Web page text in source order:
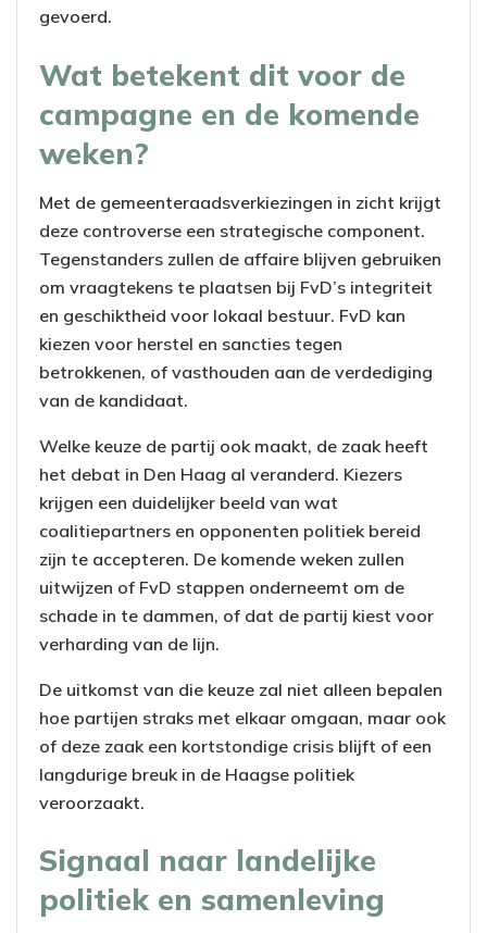
gevoerd.
Wat betekent dit voor de
campagne en de komende
weken?
Met de gemeenteraadsverkiezingen in zicht krijgt
deze controverse een strategische component.
Tegenstanders zullen de affaire blijven gebruiken
om vraagtekens te plaatsen bij FvD’s integriteit
en geschiktheid voor lokaal bestuur. FvD kan
kiezen voor herstel en sancties tegen
betrokkenen, of vasthouden aan de verdediging
van de kandidaat.
Welke keuze de partij ook maakt, de zaak heeft
het debat in Den Haag al veranderd. Kiezers
krijgen een duidelijker beeld van wat
coalitiepartners en opponenten politiek bereid
zijn te accepteren. De komende weken zullen
uitwijzen of FvD stappen onderneemt om de
schade in te dammen, of dat de partij kiest voor
verharding van de lijn.
De uitkomst van die keuze zal niet alleen bepalen
hoe partijen straks met elkaar omgaan, maar ook
of deze zaak een kortstondige crisis blijft of een
langdurige breuk in de Haagse politiek
veroorzaakt.
Signaal naar landelijke
politiek en samenleving